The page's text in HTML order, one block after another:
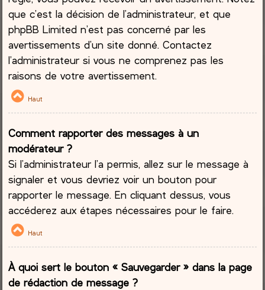
que c’est la décision de l’administrateur, et que
phpBB Limited n’est pas concerné par les
avertissements d’un site donné. Contactez
l’administrateur si vous ne comprenez pas les
raisons de votre avertissement.
Haut
Comment rapporter des messages à un
modérateur ?
Si l’administrateur l’a permis, allez sur le message à
signaler et vous devriez voir un bouton pour
rapporter le message. En cliquant dessus, vous
accéderez aux étapes nécessaires pour le faire.
Haut
À quoi sert le bouton « Sauvegarder » dans la page
de rédaction de message ?